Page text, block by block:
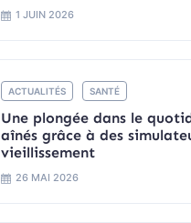
1 JUIN 2026
ACTUALITÉS SANTÉ
Une plongée dans le
aînés grâce à des
vieillissement
26 MAI 2026